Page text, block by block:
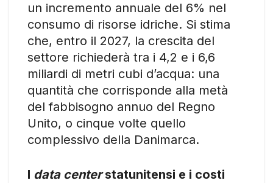
un incremento annuale del 6% nel
consumo di risorse idriche. Si stima
che, entro il 2027, la crescita del
settore richiederà tra i 4,2 e i 6,6
miliardi di metri cubi d’acqua: una
quantità che corrisponde alla metà
del fabbisogno annuo del Regno
Unito, o cinque volte quello
complessivo della Danimarca.
I data centerstatunitensi e i costi